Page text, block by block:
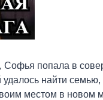
Софья попала в
найти семью,
местом в новом